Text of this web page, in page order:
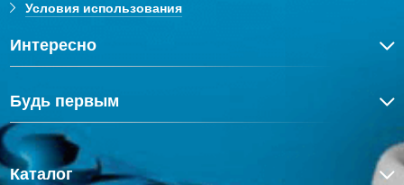
Условия использования
Интересно
Будь первым
Каталог